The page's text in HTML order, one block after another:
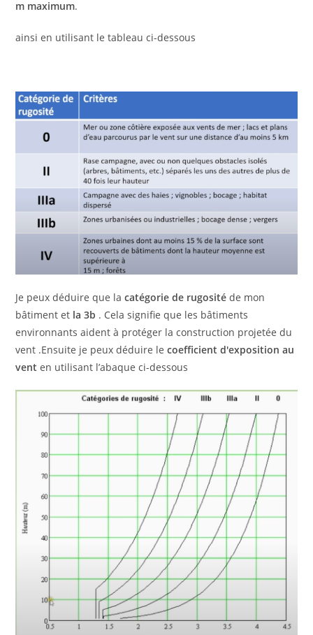
m maximum.
ainsi en utilisant le tableau ci-dessous
Je peux déduire que lacatégorie de rugosité de mon
bâtiment et la 3b . Cela signifie que les bâtiments
environnants aident à protéger la construction projetée du
vent .Ensuite je peux déduire lecoefficient d'exposition au
vent en utilisant l’abaque ci-dessous